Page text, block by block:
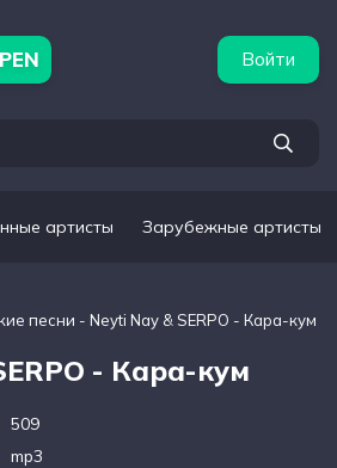
Войти
артисты Зарубежные артисты
песни - Neyti Nay & SERPO - Кара-кум
- Кара-кум
509
mp3
подборки